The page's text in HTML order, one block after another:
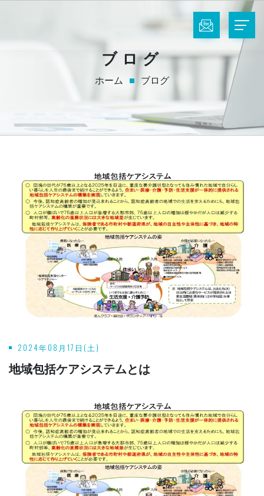
ブログ
ホーム ブログ
2024年08月17日(土)
地域包括ケアシステムとは